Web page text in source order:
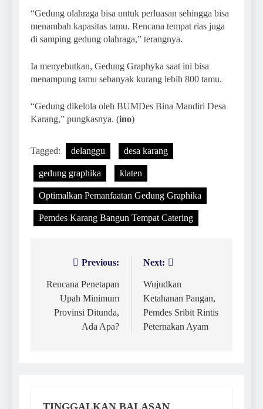
“Gedung olahraga bisa untuk perluasan sehingga bisa
menambah kapasitas tamu. Rencana tempat rias juga
di samping gedung olahraga,” terangnya.
Ia menyebutkan, Gedung Graphyka saat ini bisa
menampung tamu sebanyak kurang lebih 800 tamu.
“Gedung dikelola oleh BUMDes Bina Mandiri Desa
Karang,” pungkasnya. (ino)
Tagged: delanggu desa karang
gedung graphika klaten
Optimalkan Pemanfaatan Gedung Graphika
Pemdes Karang Bangun Tempat Catering
Navigasi
pos
Previous:
Rencana Penetapan
Upah Minimum
Provinsi Ditunda,
Ada Apa?
Next:
Wujudkan
Ketahanan Pangan,
Pemdes Sribit Rintis
Peternakan Ayam